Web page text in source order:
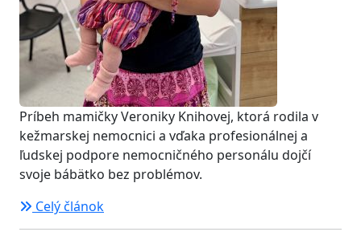
Príbeh mamičky Veroniky Knihovej, ktorá rodila v
kežmarskej nemocnici a vďaka profesionálnej a
ľudskej podpore nemocničného personálu dojčí
svoje bábätko bez problémov.
Celý článok